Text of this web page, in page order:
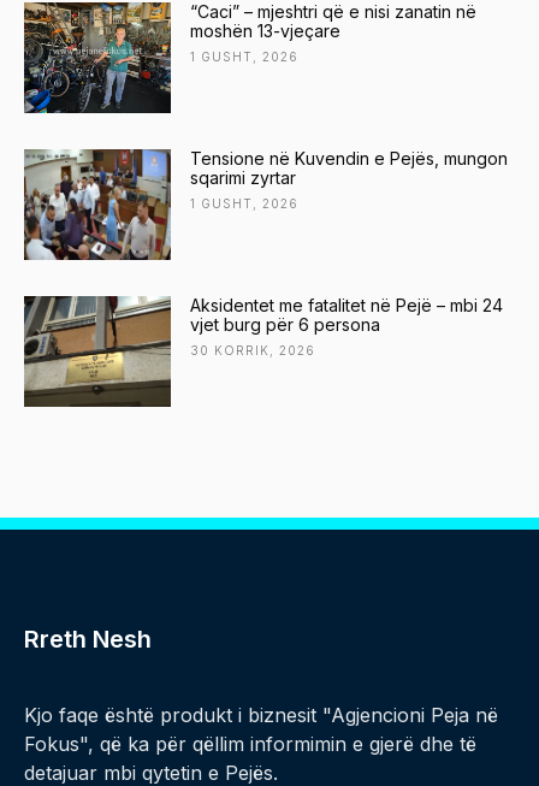
“Caci” – mjeshtri që e nisi zanatin në
moshën 13-vjeçare
1 GUSHT, 2026
Tensione në Kuvendin e Pejës, mungon
sqarimi zyrtar
1 GUSHT, 2026
Aksidentet me fatalitet në Pejë – mbi 24
vjet burg për 6 persona
30 KORRIK, 2026
Rreth Nesh
Kjo faqe është produkt i biznesit "Agjencioni Peja në
Fokus", që ka për qëllim informimin e gjerë dhe të
detajuar mbi qytetin e Pejës.